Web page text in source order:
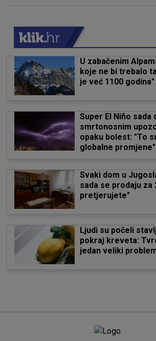
U zabačenim
koje ne bi trebalo
je već 1100 godina"
Super El Niño sada
smrtonosnim
opaku bolest: "To
globalne promjene"
Svaki dom u
sada se prodaju za
pretjerujete"
Ljudi su počeli
pokraj kreveta:
jedan veliki